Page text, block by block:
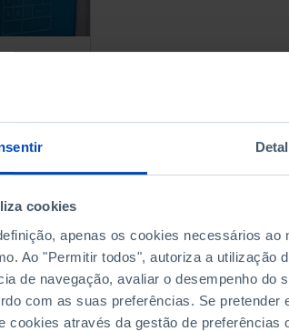
cookies
apenas os cookies necessários
Ao "Permitir todos", autoriza a utilização
de navegação, avaliar o desempenho
com as suas preferências. Se
cookies através da gestão de preferências
está a